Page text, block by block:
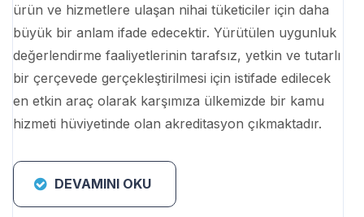
ürün ve hizmetlere ulaşan nihai tüketiciler için daha
büyük bir anlam ifade edecektir. Yürütülen uygunluk
değerlendirme faaliyetlerinin tarafsız, yetkin ve tutarlı
bir çerçevede gerçekleştirilmesi için istifade edilecek
en etkin araç olarak karşımıza ülkemizde bir kamu
hizmeti hüviyetinde olan akreditasyon çıkmaktadır.
DEVAMINI OKU